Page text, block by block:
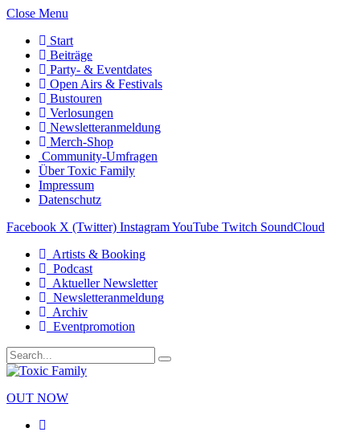
Close Menu
Start
Beiträge
Party- & Eventdates
Open Airs & Festivals
Bustouren
Verlosungen
Newsletteranmeldung
Merch-Shop
Community-Umfragen
Über Toxic Family
Impressum
Datenschutz
Facebook X (Twitter) InstagramYouTube Twitch SoundCloud
Artists & Booking
Podcast
Aktueller Newsletter
Newsletteranmeldung
Archiv
Eventpromotion
OUT NOW